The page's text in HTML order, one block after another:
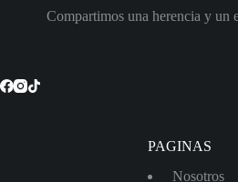
Compartimos una herencia y un
PAGINAS
Nosotros